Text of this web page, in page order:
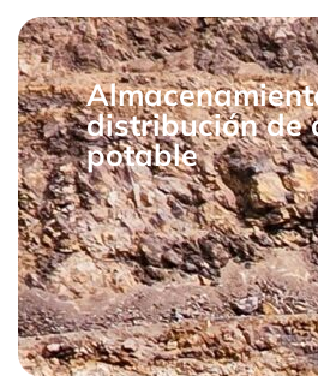
distribución de
potable